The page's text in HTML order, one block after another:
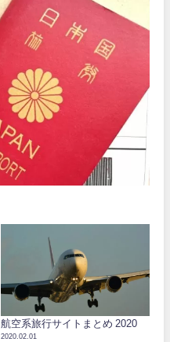
航空系旅行サイトまとめ 2020
2020.02.01